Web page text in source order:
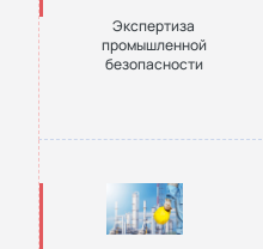
Экспертиза
промышленной
безопасности